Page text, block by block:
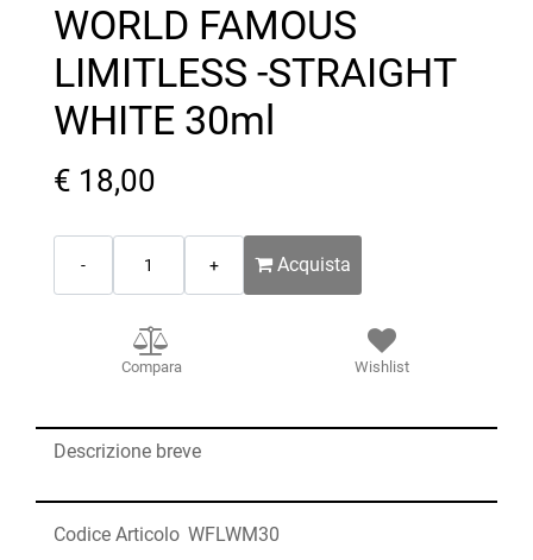
WORLD FAMOUS
LIMITLESS -STRAIGHT
WHITE 30ml
€ 18,00
Acquista
Compara Wishlist
Descrizione breve
Codice Articolo WFLWM30